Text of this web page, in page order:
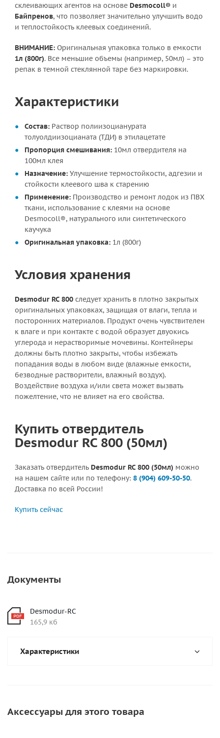
склеивающих агентов на основе Desmocoll® и
Байпренов, что позволяет значительно улучшить водо
и теплостойкость клеевых соединений.
ВНИМАНИЕ: Оригинальная упаковка только в емкости
1л (800г). Все меньшие объемы (например, 50мл) – это
репак в темной стеклянной таре без маркировки.
Характеристики
Состав: Раствор полиизоцианурата
толуолдиизоцианата (ТДИ) в этилацетате
Пропорция смешивания: 10мл отвердителя на
100мл клея
Назначение: Улучшение термостойкости, адгезии и
стойкости клеевого шва к старению
Применение: Производство и ремонт лодок из ПВХ
ткани, использование с клеями на основе
Desmocoll®, натурального или синтетического
каучука
Оригинальная упаковка: 1л (800г)
Условия хранения
Desmodur RC 800 следует хранить в плотно закрытых
оригинальных упаковках, защищая от влаги, тепла и
посторонних материалов. Продукт очень чувствителен
к влаге и при контакте с водой образует двуокись
углерода и нерастворимые мочевины. Контейнеры
должны быть плотно закрыты, чтобы избежать
попадания воды в любом виде (влажные емкости,
безводные растворители, влажный воздух).
Воздействие воздуха и/или света может вызвать
пожелтение, что не влияет на его свойства.
Купить отвердитель
Desmodur RC 800 (50мл)
Заказать отвердитель Desmodur RC 800 (50мл) можно
на нашем сайте или по телефону: 8 (904) 609-50-50.
Доставка по всей России!
Купить сейчас
Документы
Desmodur-RC
165,9 кб
Характеристики
Аксессуары для этого товара